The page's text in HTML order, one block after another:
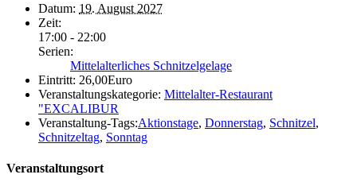
Datum: 19. August 2027
Zeit:
17:00 - 22:00
Serien:
Mittelalterliches Schnitzelgelage
Eintritt: 26,00Euro
Veranstaltungskategorie: Mittelalter-Restaurant
"EXCALIBUR
Veranstaltung-Tags:Aktionstage, Donnerstag, Schnitzel,
Schnitzeltag, Sonntag
Veranstaltungsort